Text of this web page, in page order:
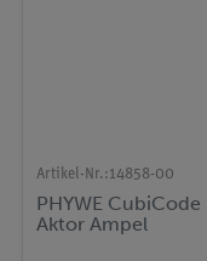
Artikel-Nr.:14858-00
PHYWE CubiCode
Aktor Ampel